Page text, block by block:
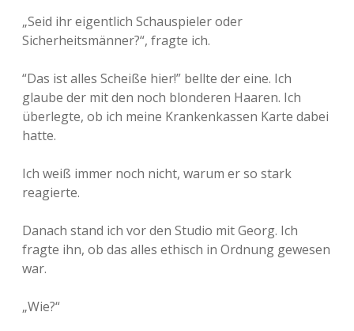
„Seid ihr eigentlich Schauspieler oder
Sicherheitsmänner?“, fragte ich.
“Das ist alles Scheiße hier!” bellte der eine. Ich
glaube der mit den noch blonderen Haaren. Ich
überlegte, ob ich meine Krankenkassen Karte dabei
hatte.
Ich weiß immer noch nicht, warum er so stark
reagierte.
Danach stand ich vor den Studio mit Georg. Ich
fragte ihn, ob das alles ethisch in Ordnung gewesen
war.
„Wie?“